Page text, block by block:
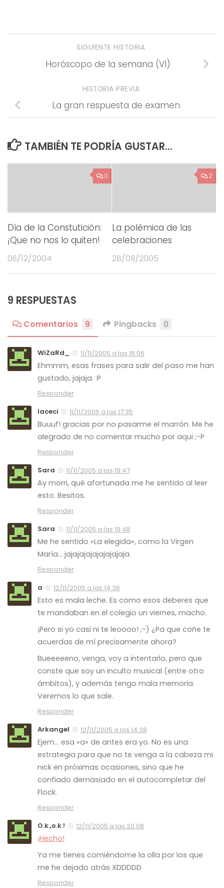
SIGUIENTE HISTORIA
Horóscopo de la semana (VI)
HISTORIA PREVIA
La gran respuesta de examen
TAMBIÉN TE PODRÍA GUSTAR...
0
Día de la Constutición:
¡Que no nos lo quiten!
06/12/2004
2
La polémica de las
celebraciones
28/09/2005
9 RESPUESTAS
Comentarios 9 Pingbacks 0
WiZaRd_ 11/11/2005 a las 16:06
Ehmmm, esas frases para salir del paso me han
gustado, jajaja. :P
Responder
laceci
11/11/2005 a las 17:35
Buuuf! gracias por no pasarme el marrón. Me he
alegrado de no comentar mucho por aqui ;-P
Responder
Sara
11/11/2005 a las 19:47
Ay morri, qué afortunada me he sentido al leer
esto. Besitos.
Responder
Sara
11/11/2005 a las 19:48
Me he sentido «La elegida», como la Virgen
María… jajajajajajajajajaja.
Responder
a
12/11/2005 a las 14:36
Esto es mala leche. Es como esos deberes que
te mandaban en el colegio un viernes, macho.
¡Pero si yo casi ni te leoooo! ;-) ¿Pa que coñe te
acuerdas de mí precisamente ahora?
Bueeeeeno, venga, voy a intentarlo, pero que
conste que soy un inculto musical (entre otro
ámbitos), y además tengo mala memoria.
Veremos lo que sale.
Responder
Arkangel
12/11/2005 a las 14:38
Ejem… esa «a» de antes era yo. No es una
estrategia para que no te venga a la cabeza mi
nick en próximas ocasiones, sino que he
confiado demasiado en el autocompletar del
Flock.
Responder
O.k.,o.k.!
12/11/2005 a las 20:08
¡Hecho!
Ya me tienes comiéndome la olla por los que
me he dejado atrás XDDDDD
Responder